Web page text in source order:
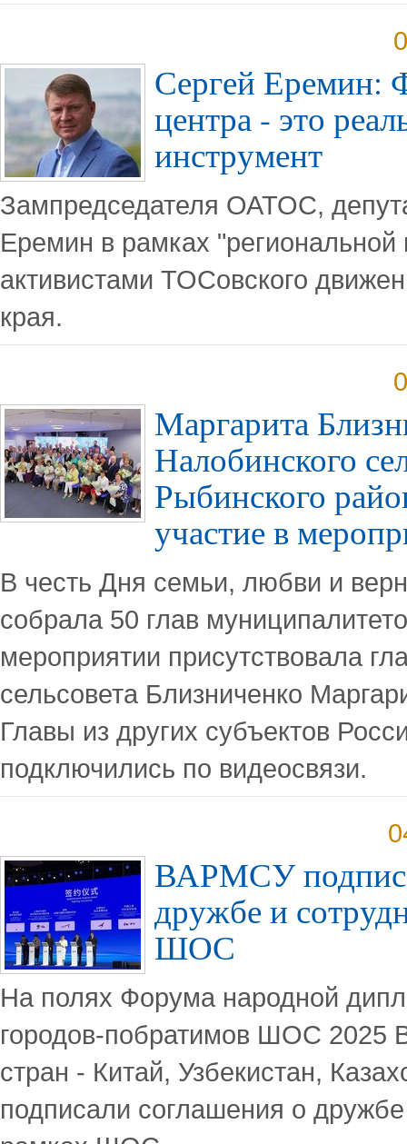
Сергей Еремин:
центра - это
инструмент
Зампредседателя ОАТОС,
Еремин в рамках "региональной
активистами ТОСовского
края.
Маргарита
Налобинского
Рыбинского
участие в
В честь Дня семьи, любви и
собрала 50 глав
мероприятии присутствовала
сельсовета Близниченко
Главы из других субъектов
подключились по видеосвязи.
ВАРМСУ
дружбе и
ШОС
На полях Форума народной
городов-побратимов ШОС 2025
стран - Китай, Узбекистан,
подписали соглашения о